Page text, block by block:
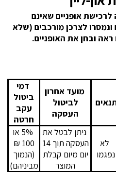
אופניים שאינם
ונמסרו לצרכן מורכבים (שלא
ובחן את האופניים.
מועד אחרון
לביטול
העסקה
דמי
ביטול
עקב
חרטה
לא
נפגמו
ניתן לבטל את
העסקה תוך 14
יום מיום קבלת
המוצר
5% או
100 ₪
(הנמוך
מביניהם)